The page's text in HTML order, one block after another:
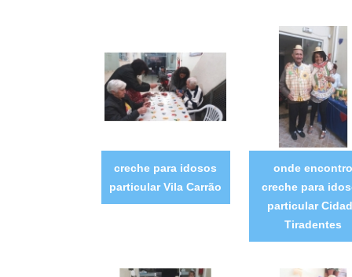
creche para idosos
particular Vila Carrão
onde
creche para
particular
Tiradentes